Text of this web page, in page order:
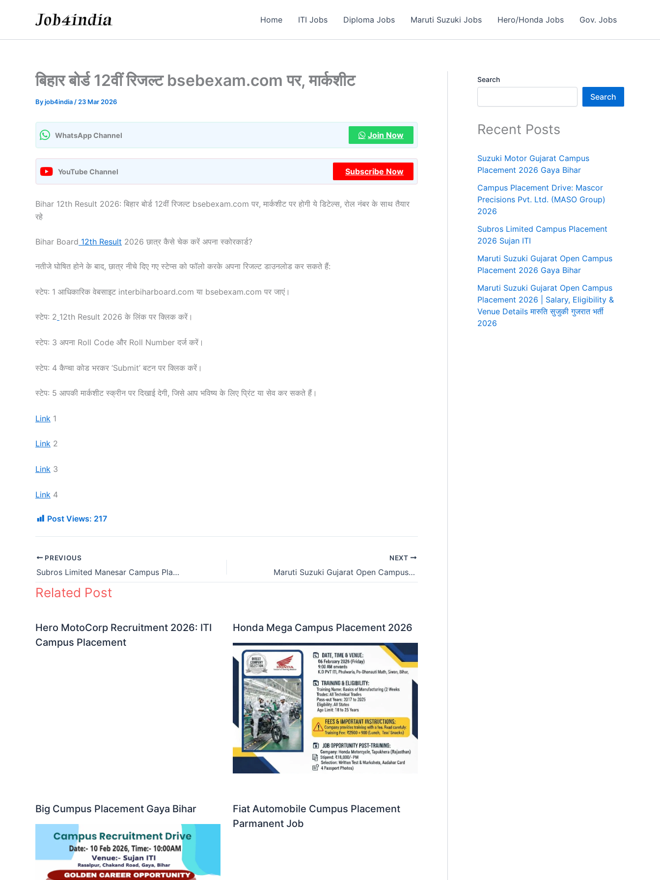
Home ITI Jobs Diploma Jobs Maruti Suzuki Jobs Hero/Honda Jobs Gov. Jobs
बिहार बोर्ड 12वीं रिजल्ट bsebexam.com पर, मार्कशीट
Byjob4india / 23 Mar 2026
WhatsApp Channel Join Now
YouTube Channel Subscribe Now
Bihar 12th Result 2026: बिहार बोर्ड 12वीं रिजल्ट bsebexam.com पर, मार्कशीट पर होगी ये डिटेल्स, रोल नंबर के साथ तैयार
रहे
Bihar Board 12th Result 2026 छात्र कैसे चेक करें अपना स्कोरकार्ड?
नतीजे घोषित होने के बाद, छात्र नीचे दिए गए स्टेप्स को फॉलो करके अपना रिजल्ट डाउनलोड कर सकते हैं:
स्टेप: 1 आधिकारिक वेबसाइट interbiharboard.com या bsebexam.com पर जाएं।
स्टेप: 2 12th Result 2026 के लिंक पर क्लिक करें।
स्टेप: 3 अपना Roll Code और Roll Number दर्ज करें।
स्टेप: 4 कैप्चा कोड भरकर ‘Submit’ बटन पर क्लिक करें।
स्टेप: 5 आपकी मार्कशीट स्क्रीन पर दिखाई देगी, जिसे आप भविष्य के लिए प्रिंट या सेव कर सकते हैं।
Link 1
Link 2
Link 3
Link 4
Post Views: 217
PREVIOUS
Subros Limited Manesar Campus Placment Bihar
NEXT
​Maruti Suzuki Gujarat Open Campus Placement 2026 | Salary, Eligibility & Venue Details ​मारुति सुजुकी गुजरात भर्ती 2026: ओपन कैंपस सिलेक्शन, सैलरी और पूरी जानकारी यहाँ देखें।
Related Post
Hero MotoCorp Recruitment 2026: ITI
Campus Placement
Honda Mega Campus Placement 2026
Big Cumpus Placement Gaya Bihar
Fiat Automobile Cumpus Placement
Parmanent Job
Search
Search
Recent Posts
Suzuki Motor Gujarat Campus
Placement 2026 Gaya Bihar
Campus Placement Drive: Mascor
Precisions Pvt. Ltd. (MASO Group)
2026
Subros Limited Campus Placement
2026 Sujan ITI
​Maruti Suzuki Gujarat Open Campus
Placement 2026 Gaya Bihar
​Maruti Suzuki Gujarat Open Campus
Placement 2026 | Salary, Eligibility &
Venue Details ​मारुति सुजुकी गुजरात भर्ती
2026